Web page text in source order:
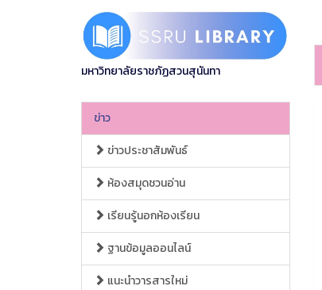
มหาวิทยาลัยราชภัฏสวนสุนันทา
ข่าว
ข่าวประชาสัมพันธ์
ห้องสมุดชวนอ่าน
เรียนรู้นอกห้องเรียน
ฐานข้อมูลออนไลน์
แนะนำวารสารใหม่